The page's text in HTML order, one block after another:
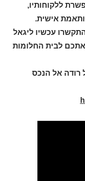
ללקוחותיו,
אישית.
עכשיו ליגאל
מספר 1 להוביל אתכם לבית החלומות
רודה אל הנכס